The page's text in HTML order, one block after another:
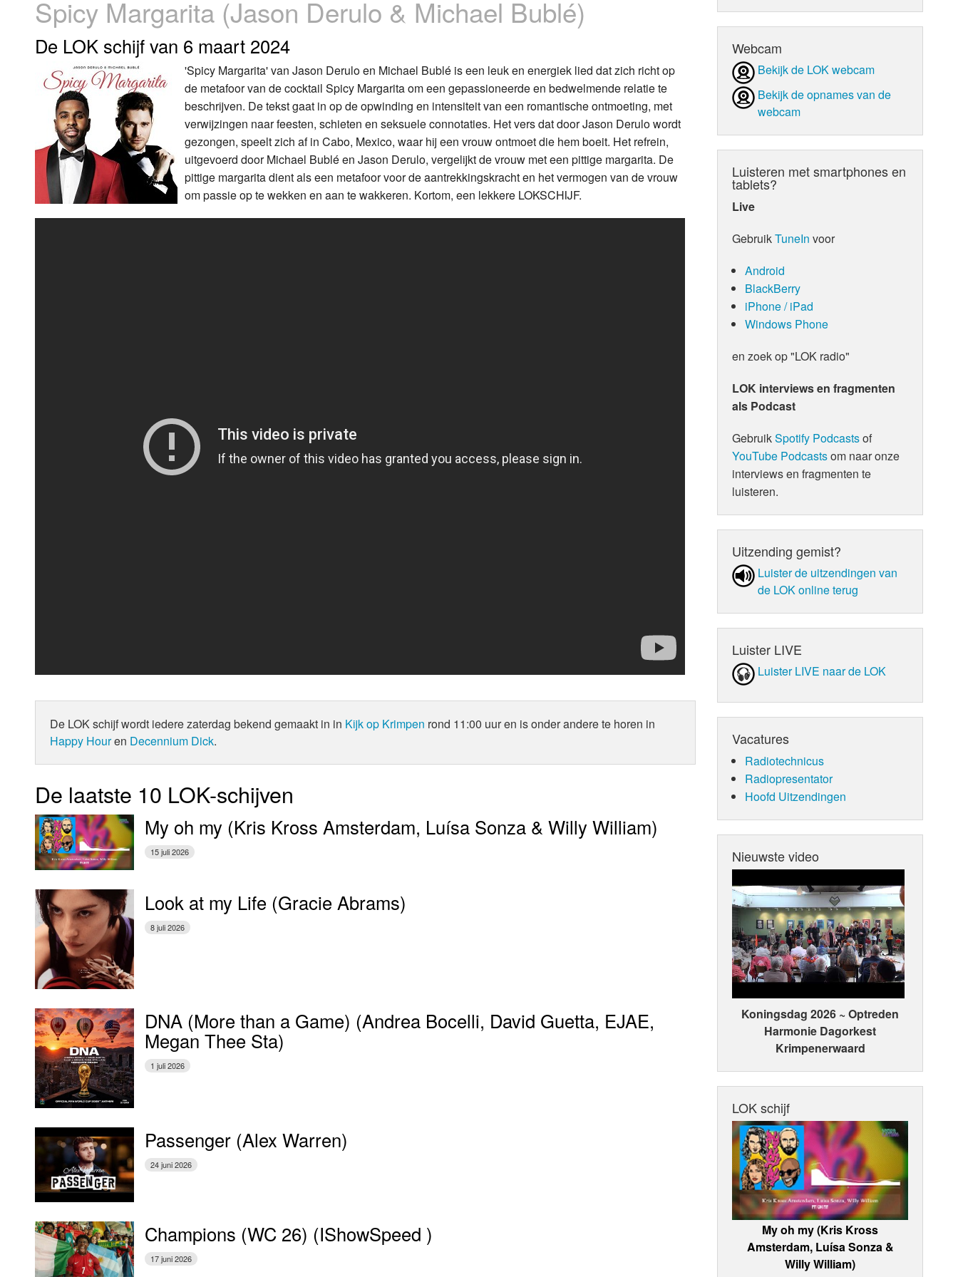
Donderdag
Vrijdag
Zaterdag
Zondag
Luister LOK Live
LOK schijf
Oude LOK programma's
Programmabeleid Bepalend Orgaan
Over Krimpen a/d IJssel
Spicy Margarita (Jason Derulo & Michael Bublé)
De LOK schijf van 6 maart 2024
'Spicy Margarita' van Jason Derulo en Michael Bublé is een leuk en energiek lied dat zich richt op
de metafoor van de cocktail Spicy Margarita om een gepassioneerde en bedwelmende relatie te
beschrijven. De tekst gaat in op de opwinding en intensiteit van een romantische ontmoeting, met
verwijzingen naar feesten, schieten en seksuele connotaties. Het vers dat door Jason Derulo wordt
gezongen, speelt zich af in Cabo, Mexico, waar hij een vrouw ontmoet die hem boeit. Het refrein,
uitgevoerd door Michael Bublé en Jason Derulo, vergelijkt de vrouw met een pittige margarita. De
pittige margarita dient als een metafoor voor de aantrekkingskracht en het vermogen van de vrouw
om passie op te wekken en aan te wakkeren. Kortom, een lekkere LOKSCHIJF.
De LOK schijf wordt iedere zaterdag bekend gemaakt in in Kijk op Krimpen rond 11:00 uur en is onder andere te horen in
Happy Houren Decennium Dick.
De laatste 10 LOK-schijven
My oh my (Kris Kross Amsterdam, Luísa Sonza & Willy William)
15 juli 2026
Look at my Life (Gracie Abrams)
8 juli 2026
DNA (More than a Game) (Andrea Bocelli, David Guetta, EJAE,
Megan Thee Sta)
1 juli 2026
Passenger (Alex Warren)
24 juni 2026
Champions (WC 26) (IShowSpeed )
17 juni 2026
Webcam
Bekijk de LOK webcam
Bekijk de opnames van de
webcam
Luisteren met smartphones en
tablets?
Live
GebruikTuneIn voor
Android
BlackBerry
iPhone / iPad
Windows Phone
en zoek op "LOK radio"
LOK interviews en fragmenten
als Podcast
GebruikSpotify Podcastsof
YouTube Podcastsom naar onze
interviews en fragmenten te
luisteren.
Uitzending gemist?
Luister de uit­zen­din­gen van
de LOK online terug
Luister LIVE
Luister LIVE naar de LOK
Vacatures
Radiotechnicus
Radiopresentator
Hoofd Uitzendingen
Nieuwste video
Koningsdag 2026 ~ Optreden
Harmonie Dagorkest
Krimpenerwaard
LOK schijf
My oh my (Kris Kross
Amsterdam, Luísa Sonza &
Willy William)